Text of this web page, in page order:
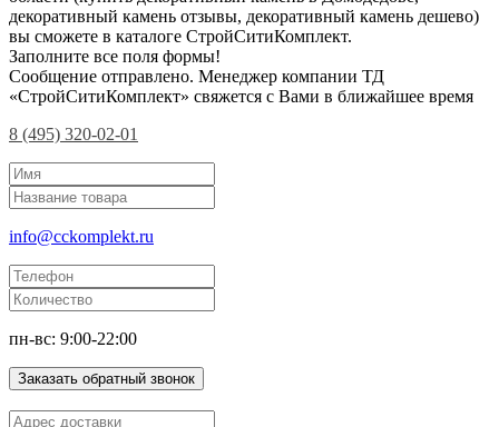
декоративный камень отзывы, декоративный камень дешево)
вы сможете в каталоге СтройСитиКомплект.
Заполните все поля формы!
Сообщение отправлено. Менеджер компании ТД
«СтройСитиКомплект» свяжется с Вами в ближайшее время
8 (495) 320-02-01
info@cckomplekt.ru
пн-вс: 9:00-22:00
Заказать обратный звонок